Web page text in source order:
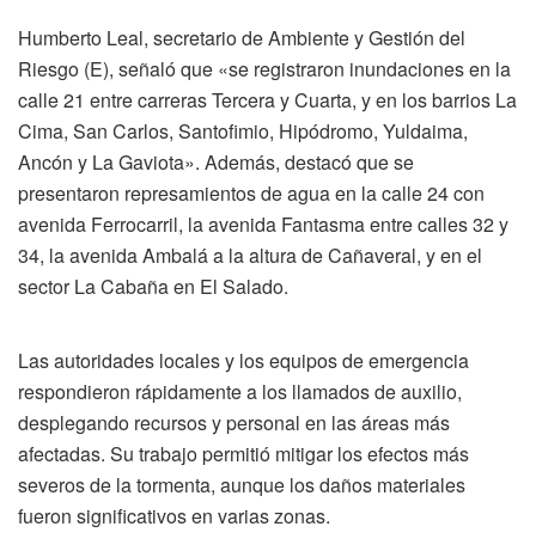
Humberto Leal, secretario de Ambiente y Gestión del
Riesgo (E), señaló que «se registraron inundaciones en la
calle 21 entre carreras Tercera y Cuarta, y en los barrios La
Cima, San Carlos, Santofimio, Hipódromo, Yuldaima,
Ancón y La Gaviota». Además, destacó que se
presentaron represamientos de agua en la calle 24 con
avenida Ferrocarril, la avenida Fantasma entre calles 32 y
34, la avenida Ambalá a la altura de Cañaveral, y en el
sector La Cabaña en El Salado.
Las autoridades locales y los equipos de emergencia
respondieron rápidamente a los llamados de auxilio,
desplegando recursos y personal en las áreas más
afectadas. Su trabajo permitió mitigar los efectos más
severos de la tormenta, aunque los daños materiales
fueron significativos en varias zonas.